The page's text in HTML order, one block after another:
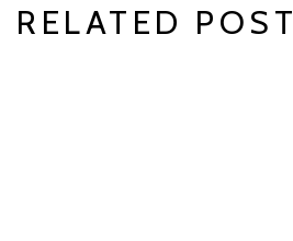
RELATED POST